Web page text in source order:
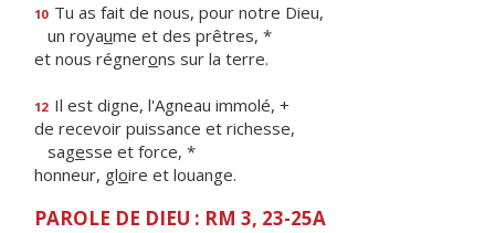
10 Tu as fait de nous, pour notre Dieu,
un royaume et des prêtres, *
et nous régnerons sur la terre.
12 Il est digne, l'Agneau immolé, +
de recevoir puissance et richesse,
sagesse et force, *
honneur, gloire et louange.
PAROLE DE DIEU : RM 3, 23-25A